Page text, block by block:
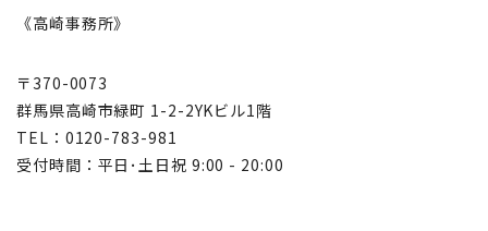
《高崎事務所》
〒370-0073
群馬県高崎市緑町 1-2-2YKビル1階
TEL：0120-783-981
受付時間：平日･土日祝 9:00 - 20:00